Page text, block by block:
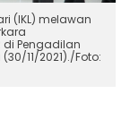
(IKL) melawan
di Pengadilan
11/2021)./Foto: